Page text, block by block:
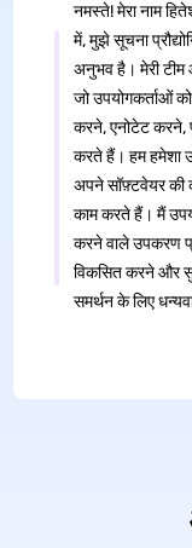
नमस्ते! मेरा नाम
में, मुझे सूचना
अनुभव है। मेरी टीम
जो उपयोगकर्ताओं
करने, एनोटेट करने,
करते हैं। हम हमेशा
अपने सॉफ़्टवेयर की
काम करते हैं। मैं
करने वाले उपकरण
विकसित करने और
समर्थन के लिए